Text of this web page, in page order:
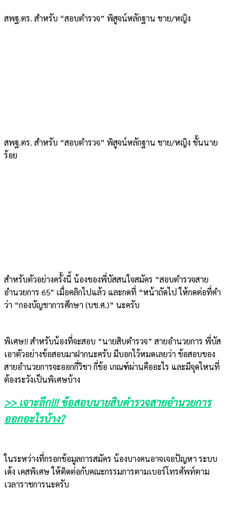
สพฐ.ตร. สำหรับ “สอบตำรวจ” พิสูจน์หลักฐาน ชาย/หญิง
สพฐ.ตร. สำหรับ “สอบตำรวจ” พิสูจน์หลักฐาน ชาย/หญิง ชั้นนาย
ร้อย
สำหรับตัวอย่างครั้งนี้ น้องของพี่บัสสนใจสมัคร “สอบตำรวจสาย
อำนวยการ 65″ เมื่อคลิกไปแล้ว และกดที่ “หน้าถัดไป ให้กดต่อที่คำ
ว่า “กองบัญชาการศึกษา (บช.ศ.)” นะครับ
พิเศษ!! สำหรับน้องที่จะสอบ “นายสิบตำรวจ” สายอำนวยการ พี่บัส
เอาตัวอย่างข้อสอบมาฝากนะครับ มีบอกไว้หมดเลยว่า ข้อสอบของ
สายอำนวยการจะออกกี่วิชา กี่ข้อ เกณฑ์ผ่านคืออะไร และมีจุดไหนที่
ต้องระวังเป็นพิเศษบ้าง
>> เจาะลึก!!! ข้อสอบนายสิบตำรวจสายอำนวยการ
ออกอะไรบ้าง?
ในระหว่างที่กรอกข้อมูลการสมัคร น้องบางคนอาจเจอปัญหา ระบบ
เด้ง เคสพิเศษ ให้ติดต่อกับคณะกรรมการตามเบอร์โทรศัพท์ตาม
เวลาราชการนะครับ